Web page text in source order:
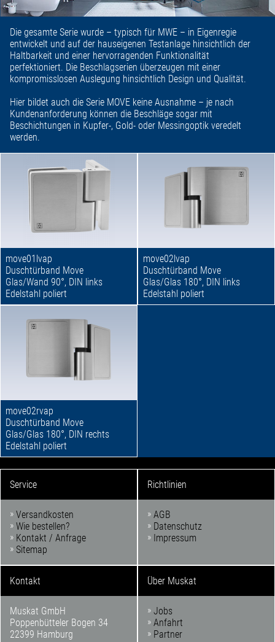
Die gesamte Serie wurde – typisch für MWE – in Eigenregie
entwickelt und auf der hauseigenen Testanlage hinsichtlich der
Haltbarkeit und einer hervorragenden Funktionalität
perfektioniert. Die Beschlagserien überzeugen mit einer
kompromisslosen Auslegung hinsichtlich Design und Qualität.
Hier bildet auch die Serie MOVE keine Ausnahme – je nach
Kundenanforderung können die Beschläge sogar mit
Beschichtungen in Kupfer-, Gold- oder Messingoptik veredelt
werden.
move01lvap
Duschtürband Move
Glas/Wand 90°, DIN links
Edelstahl poliert
move02lvap
Duschtürband Move
Glas/Glas 180°, DIN links
Edelstahl poliert
move02rvap
Duschtürband Move
Glas/Glas 180°, DIN rechts
Edelstahl poliert
Service
Versandkosten
Wie bestellen?
Kontakt / Anfrage
Sitemap
Richtlinien
AGB
Datenschutz
Impressum
Kontakt
Muskat GmbH
Poppenbütteler Bogen 34
22399 Hamburg
Über Muskat
Jobs
Anfahrt
Partner